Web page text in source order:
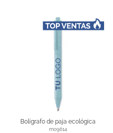
Bolígrafo de paja ecológica
mo9614